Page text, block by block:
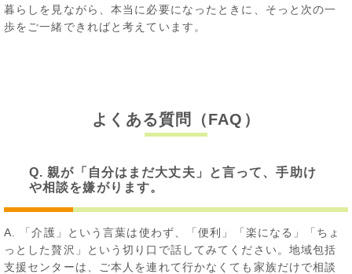
暮らしを見ながら、本当に必要になったときに、そっと次の一
歩をご一緒できればと考えています。
よくある質問（FAQ）
Q. 親が「自分はまだ大丈夫」と言って、手助け
や相談を嫌がります。
A. 「介護」という言葉は使わず、「便利」「楽になる」「ちょ
っとした贅沢」という切り口で話してみてください。地域包括
支援センターは、ご本人を連れて行かなくても家族だけで相談